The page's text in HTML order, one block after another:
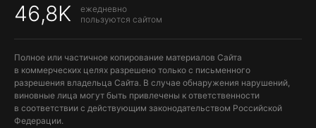
46,8K
ежедневно
пользуются сайтом
Полное или частичное копирование материалов Сайта
в коммерческих целях разрешено только с письменного
разрешения владельца Сайта. В случае обнаружения нарушений,
виновные лица могут быть привлечены к ответственности
в соответствии с действующим законодательством Российской
Федерации.